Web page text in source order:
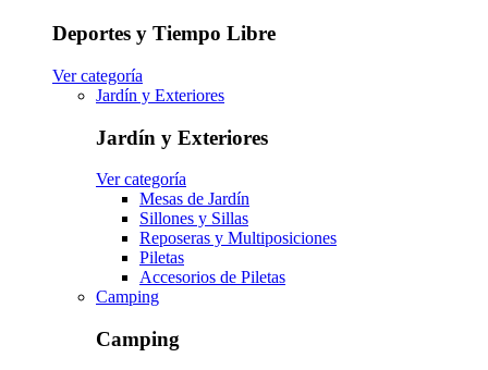
Deportes y Tiempo Libre
Ver categoría
Jardín y Exteriores
Jardín y Exteriores
Ver categoría
Mesas de Jardín
Sillones y Sillas
Reposeras y Multiposiciones
Piletas
Accesorios de Piletas
Camping
Camping